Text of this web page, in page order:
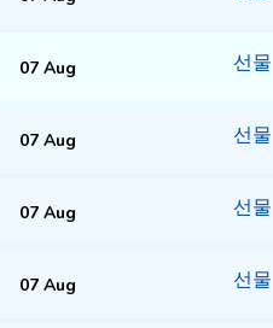
07 Aug 선물
07 Aug 선물
07 Aug 선물
07 Aug 선물